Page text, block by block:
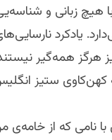
هیچ زبانی و
یادکرد
هرگز همه‌گیر
ستیز
نامی که از